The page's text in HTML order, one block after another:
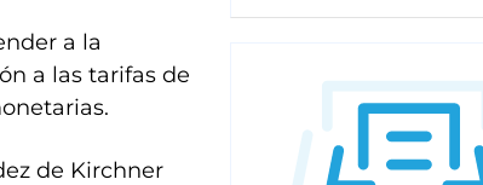
a la
a las tarifas de
de Kirchner